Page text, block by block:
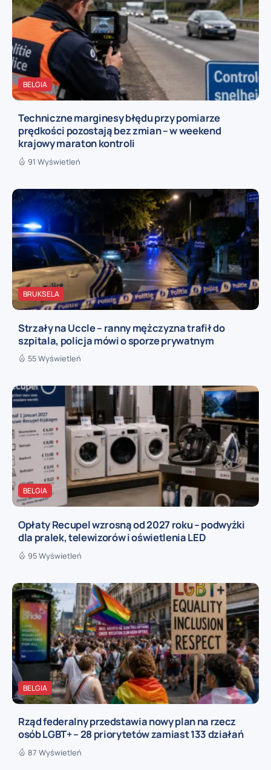
BELGIA
Techniczne marginesy błędu przy pomiarze
prędkości pozostają bez zmian – w weekend
krajowy maraton kontroli
91 Wyświetleń
BRUKSELA
Strzały na Uccle – ranny mężczyzna trafił do
szpitala, policja mówi o sporze prywatnym
55 Wyświetleń
BELGIA
Opłaty Recupel wzrosną od 2027 roku – podwyżki
dla pralek, telewizorów i oświetlenia LED
95 Wyświetleń
BELGIA
Rząd federalny przedstawia nowy plan na rzecz
osób LGBT+ – 28 priorytetów zamiast 133 działań
87 Wyświetleń